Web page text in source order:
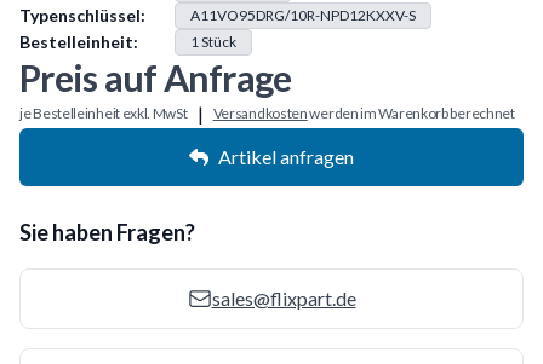
Typenschlüssel: A11VO95DRG/10R-NPD12KXXV-S
Bestelleinheit: 1 Stück
Preis auf Anfrage
je Bestelleinheit exkl. MwSt | Versandkostenwerden im Warenkorb berechnet
Artikel anfragen
Sie haben Fragen?
sales@flixpart.de